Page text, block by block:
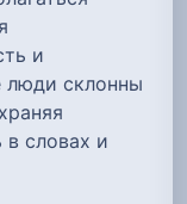
и
люди склонны
в словах и